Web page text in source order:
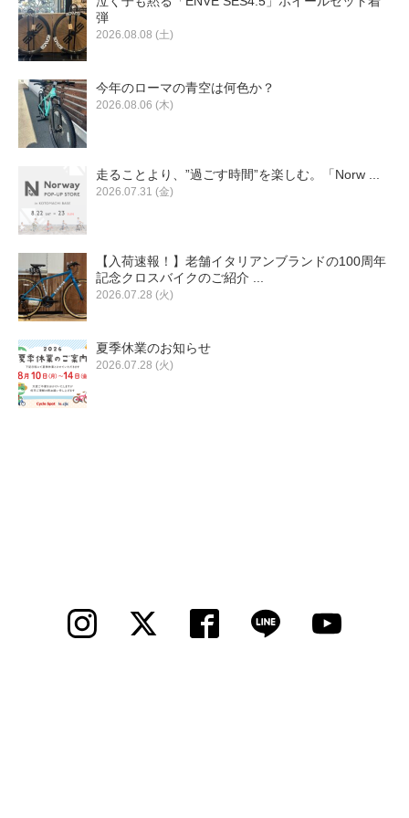
弾
2026.08.08 (土)
今年のローマの青空は何色か？
2026.08.06 (木)
走ることより、”過ごす時間”を楽しむ。「Norw ...
2026.07.31 (金)
【入荷速報！】老舗イタリアンブランドの100周年
記念クロスバイクのご紹介 ...
2026.07.28 (火)
夏季休業のお知らせ
2026.07.28 (火)